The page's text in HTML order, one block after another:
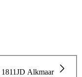
1811JD Alkmaar